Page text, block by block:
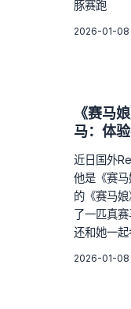
豚赛跑
2026-01-
《赛马
马：体
近日国外
他是《赛
的《赛马
了一匹真
还和她一
2026-01-08